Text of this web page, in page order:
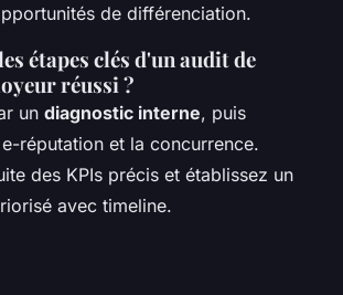
de différenciation.
étapes clés d'un audit de
réussi ?
un diagnostic interne, puis
réputation et la concurrence.
des KPIs précis et établissez un
avec timeline.